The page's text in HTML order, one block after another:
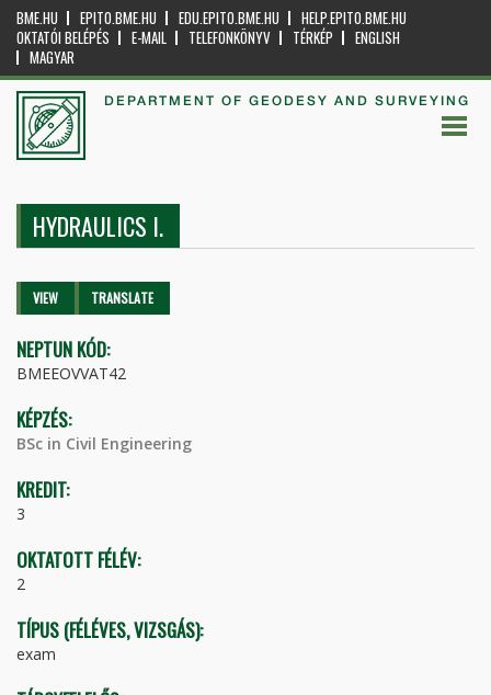
BME.HU EPITO.BME.HU EDU.EPITO.BME.HU
HELP.EPITO.BME.HU
OKTATÓI BELÉPÉS
E-MAIL TELEFONKÖNYV TÉRKÉP
ENGLISH
MAGYAR
DEPARTMENT OF GEODESY AND SURVEYING
HYDRAULICS I.
Primary tabs
VIEW (ACTIVETRANSLATE
NEPTUN KÓD:
BMEEOVVAT42
KÉPZÉS:
BSc in Civil Engineering
KREDIT:
3
OKTATOTT FÉLÉV:
2
TÍPUS (FÉLÉVES, VIZSGÁS):
exam